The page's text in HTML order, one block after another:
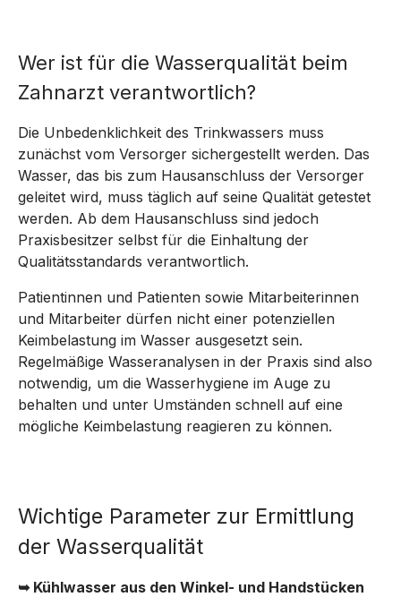
Wer ist für die Wasserqualität beim
Zahnarzt verantwortlich?
Die Unbedenklichkeit des Trinkwassers muss
zunächst vom Versorger sichergestellt werden. Das
Wasser, das bis zum Hausanschluss der Versorger
geleitet wird, muss täglich auf seine Qualität getestet
werden. Ab dem Hausanschluss sind jedoch
Praxisbesitzer selbst für die Einhaltung der
Qualitätsstandards verantwortlich.
Patientinnen und Patienten sowie Mitarbeiterinnen
und Mitarbeiter dürfen nicht einer potenziellen
Keimbelastung im Wasser ausgesetzt sein.
Regelmäßige Wasseranalysen in der Praxis sind also
notwendig, um die Wasserhygiene im Auge zu
behalten und unter Umständen schnell auf eine
mögliche Keimbelastung reagieren zu können.
Wichtige Parameter zur Ermittlung
der Wasserqualität
➥ Kühlwasser aus den Winkel- und Handstücken